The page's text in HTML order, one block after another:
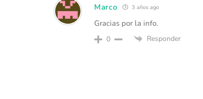
Marco 3 años ago
Gracias por la info.
0 Responder